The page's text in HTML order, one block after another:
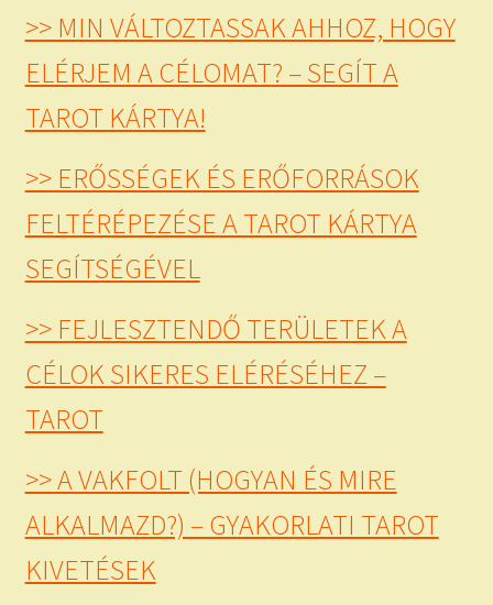
>> MIN VÁLTOZTASSAK AHHOZ, HOGY
ELÉRJEM A CÉLOMAT? – SEGÍT A
TAROT KÁRTYA!
>> ERŐSSÉGEK ÉS ERŐFORRÁSOK
FELTÉRÉPEZÉSE A TAROT KÁRTYA
SEGÍTSÉGÉVEL
>> FEJLESZTENDŐ TERÜLETEK A
CÉLOK SIKERES ELÉRÉSÉHEZ –
TAROT
>> A VAKFOLT (HOGYAN ÉS MIRE
ALKALMAZD?) – GYAKORLATI TAROT
KIVETÉSEK